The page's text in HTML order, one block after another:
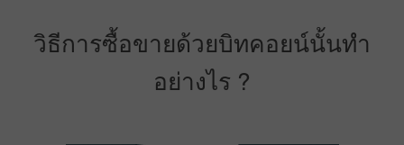
วิธีการซื้อขายด้วยบิทคอยน์นั้นทำ
อย่างไร ?